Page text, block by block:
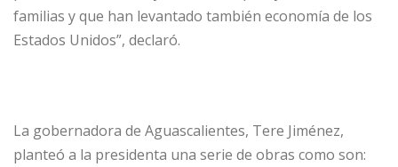
familias y que han levantado también economía de los
Estados Unidos”, declaró.
La gobernadora de Aguascalientes, Tere Jiménez,
planteó a la presidenta una serie de obras como son: